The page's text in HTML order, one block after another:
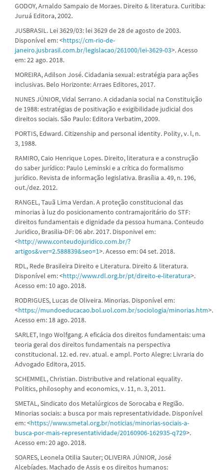
GODOY, Arnaldo Sampaio de Moraes. Direito & literatura. Curitiba:
Juruá Editora, 2002.
JUSBRASIL. Lei 3629/03: lei 3629 de 28 de agosto de 2003.
Disponível em: <https://cm-rio-de-
janeiro.jusbrasil.com.br/legislacao/261000/lei-3629-03>. Acesso
em: 22 ago. 2018.
MOREIRA, Adilson José. Cidadania sexual: estratégia para ações
inclusivas. Belo Horizonte: Arraes Editores, 2017.
NUNES JÚNIOR, Vidal Serrano. A cidadania social na Constituição
de 1988: estratégias de positivação e exigibilidade judicial dos
direitos sociais. São Paulo: Editora Verbatim, 2009.
PORTIS, Edward. Citizenship and personal identity. Polity, v. l, n.
3, 1988.
RAMIRO, Caio Henrique Lopes. Direito, literatura e a construção
do saber jurídico: Paulo Leminski e a crítica do formalismo
jurídico. Revista de informação legislativa. Brasília a. 49, n. 196,
out./dez. 2012.
RANGEL, Tauã Lima Verdan. A proteção constitucional das
minorias à luz do posicionamento contramajoritário do STF:
direitos fundamentais e dignidade da pessoa humana. Conteudo
Juridico, Brasilia-DF: 06 abr. 2017. Disponivel em:
<http://www.conteudojuridico.com.br/?
artigos&ver=2.588839&seo=1>. Acesso em: 04 set. 2018.
RDL, Rede Brasileira Direito e Literatura. Direito & literatura.
Disponível em: <http://www.rdl.org.br/pt/direito-e-literatura>.
Acesso em: 10 ago. 2018.
RODRIGUES, Lucas de Oliveira. Minorias. Disponível em:
<https://mundoeducacao.bol.uol.com.br/sociologia/minorias.htm>.
Acesso em: 18 ago. 2018.
SARLET, Ingo Wolfgang. A eficácia dos direitos fundamentais: uma
teoria geral dos direitos fundamentais na perspectiva
constitucional. 12. ed. rev. atual. e ampl. Porto Alegre: Livraria do
Advogado Editora, 2015.
SCHEMMEL, Christian. Distributive and relational equality.
Politics, philosophy and economics, v. 11, n. 3, 2011.
SMETAL, Sindicato dos Metalúrgicos de Sorocaba e Região.
Minorias sociais: a busca por mais representatividade. Disponível
em: <https://www.smetal.org.br/noticias/minorias-sociais-a-
busca-por-mais-representatividade/20160906-162935-q729>.
Acesso em: 20 ago. 2018.
SOARES, Leonela Otilia Sauter; OLIVEIRA JÚNIOR, José
Alcebíades. Machado de Assis e os direitos humanos: